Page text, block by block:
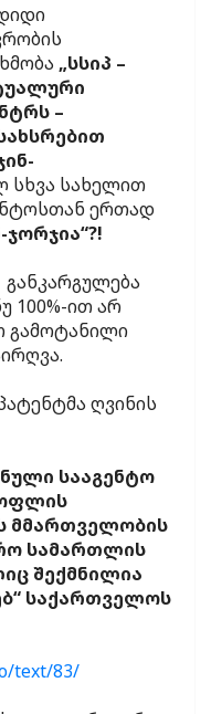
„სსიპ –
–
სხვა სახელით
ერთად
ჯორჯია“?!
100%-ით არ
გამოტანილი
ღვინის
სააგენტო
მმართველობის
სამართლის
შექმნილია
საქართველოს
text/83/